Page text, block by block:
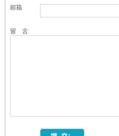
邮箱
留 言: